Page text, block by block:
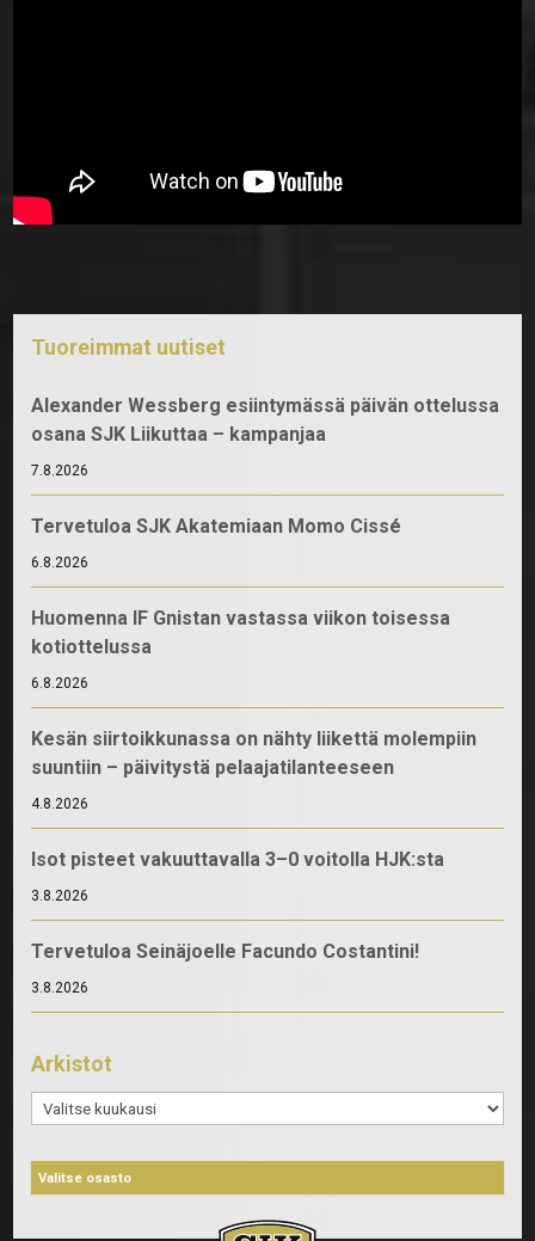
Tuoreimmat uutiset
Alexander Wessberg esiintymässä päivän ottelussa
osana SJK Liikuttaa – kampanjaa
7.8.2026
Tervetuloa SJK Akatemiaan Momo Cissé
6.8.2026
Huomenna IF Gnistan vastassa viikon toisessa
kotiottelussa
6.8.2026
Kesän siirtoikkunassa on nähty liikettä molempiin
suuntiin – päivitystä pelaajatilanteeseen
4.8.2026
Isot pisteet vakuuttavalla 3–0 voitolla HJK:sta
3.8.2026
Tervetuloa Seinäjoelle Facundo Costantini!
3.8.2026
Arkistot
Arkistot